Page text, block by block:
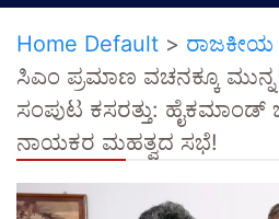
Home Default > ರಾಜಕೀಯ
ಸಿಎಂ ಪ್ರಮಾಣ ವಚನಕ್ಕೂ
ಸಂಪುಟ ಕಸರತ್ತು: ಹೈಕಮಾಂಡ್
ನಾಯಕರ ಮಹತ್ವದ ಸಭೆ!